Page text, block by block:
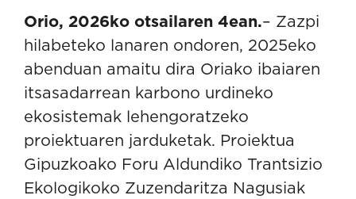
Orio, 2026ko otsailaren 4ean.– Zazpi
hilabeteko lanaren ondoren, 2025eko
abenduan amaitu dira Oriako ibaiaren
itsasadarrean karbono urdineko
ekosistemak lehengoratzeko
proiektuaren jarduketak. Proiektua
Gipuzkoako Foru Aldundiko Trantsizio
Ekologikoko Zuzendaritza Nagusiak